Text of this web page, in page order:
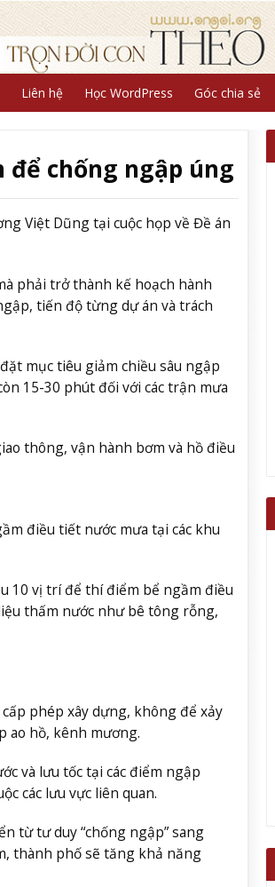
Liên hệ Học WordPress Góc chia sẻ
chống ngập úng
Việt Dũng tại cuộc họp về Đề án
phải trở thành kế hoạch hành
tiến độ từng dự án và trách
mục tiêu giảm chiều sâu ngập
15-30 phút đối với các trận mưa
thông, vận hành bơm và hồ điều
điều tiết nước mưa tại các khu
10 vị trí để thí điểm bể ngầm điều
thấm nước như bê tông rỗng,
phép xây dựng, không để xảy
ao hồ, kênh mương.
và lưu tốc tại các điểm ngập
các lưu vực liên quan.
từ tư duy “chống ngập” sang
thành phố sẽ tăng khả năng